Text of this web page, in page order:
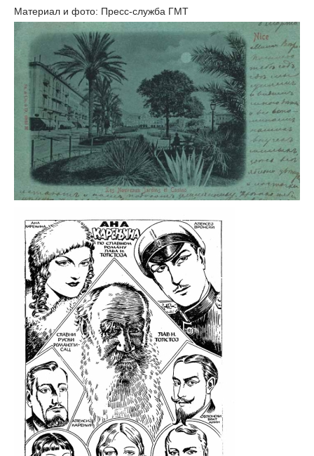
Материал и фото: Пресс-служба ГМТ